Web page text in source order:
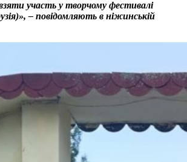
участь у творчому фестивалі
– повідомляють в ніжинській